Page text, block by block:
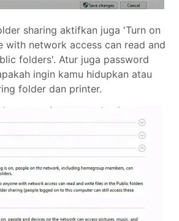
sharing aktifkan juga 'Turn on
with network access can read and
folders'. Atur juga password
ingin kamu hidupkan atau
folder dan printer.